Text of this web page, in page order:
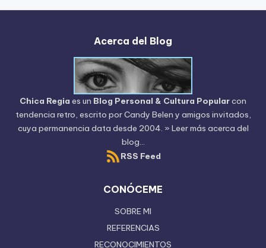
Acerca del Blog
Chica Regia es un Blog Personal & Cultura Popularcon
tendencia retro, escrito porCandy Belen y amigos invitados,
cuya permanencia data desde 2004. » Leer más acerca del
blog...
RSS Feed
CONÓCEME
SOBRE MI
REFERENCIAS
RECONOCIMIENTOS